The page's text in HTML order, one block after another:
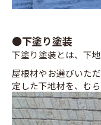
●下塗り塗装
下塗り塗装とは、下
屋根材やお選びいた
定した下地材を、む